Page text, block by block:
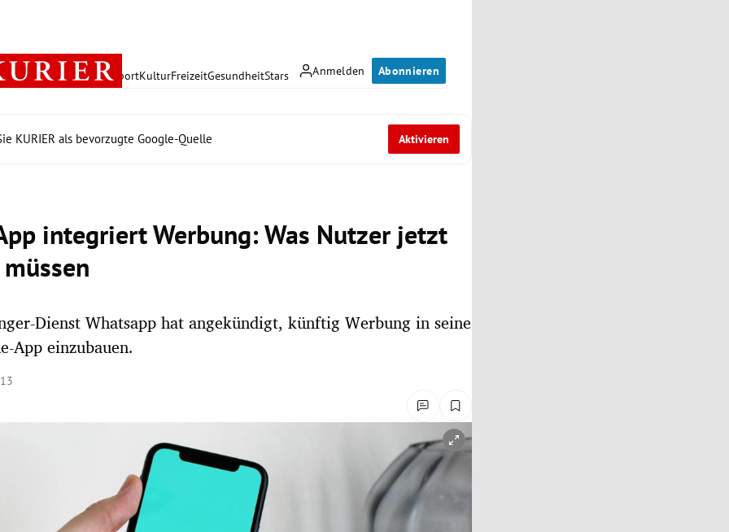
Anmelden Abonnieren
PolitikWirtschaft SportKulturFreizeitGesundheitStars
KURIER als bevorzugte Google-Quelle Aktivieren
integriert Werbung: Was Nutzer jetzt
Dienst Whatsapp hat angekündigt, künftig Werbung in seine
App einzubauen.